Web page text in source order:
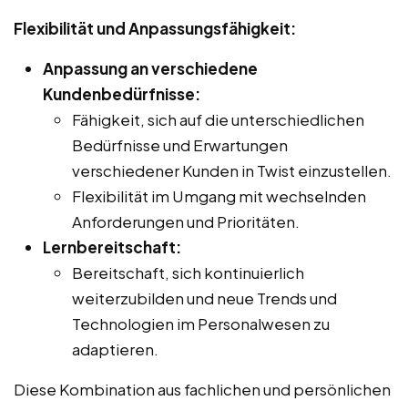
Flexibilität und Anpassungsfähigkeit:
Anpassung an verschiedene
Kundenbedürfnisse:
Fähigkeit, sich auf die unterschiedlichen
Bedürfnisse und Erwartungen
verschiedener Kunden in Twist einzustellen.
Flexibilität im Umgang mit wechselnden
Anforderungen und Prioritäten.
Lernbereitschaft:
Bereitschaft, sich kontinuierlich
weiterzubilden und neue Trends und
Technologien im Personalwesen zu
adaptieren.
Diese Kombination aus fachlichen und persönlichen